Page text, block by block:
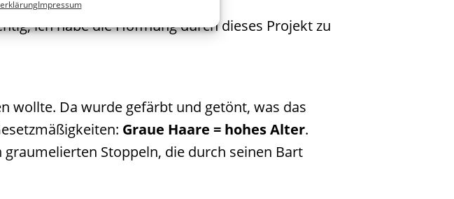
Impressum
ich habe die Hoffnung durch dieses Projekt zu
wollte. Da wurde gefärbt und getönt, was das
Graue Haare = hohes Alter.
Stoppeln, die durch seinen Bart